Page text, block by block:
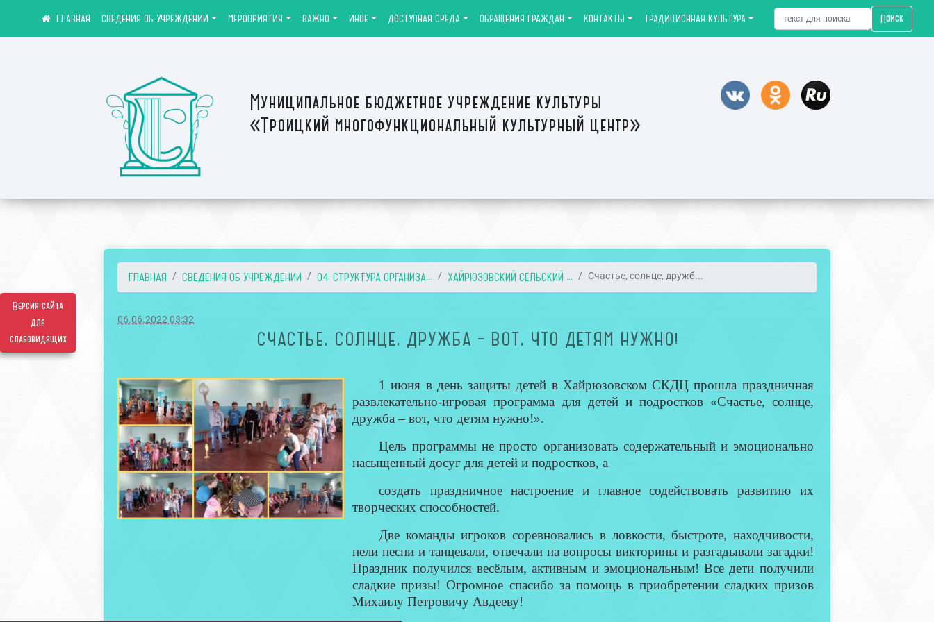
Версия сайта
для
слабовидящих
Муниципальное бюджетное учреждение культуры
«Троицкий многофункциональный культурный центр»
СВЕДЕНИЯ ОБ УЧРЕЖДЕНИИ МЕРОПРИЯТИЯ ВАЖНО ИНОЕ ДОСТУПНАЯ СРЕДА ОБРАЩЕНИЯ ГРАЖДАН КОНТАКТЫ ТРАДИЦИОННАЯ КУЛЬТУРА Поиск
ГЛАВНАЯ СВЕДЕНИЯ ОБ УЧРЕЖДЕНИИ 04. СТРУКТУРА ОРГАНИЗА... ХАЙРЮЗОВСКИЙ СЕЛЬСКИЙ ... Счастье, солнце, дружб...
06.06.2022 03:32
СЧАСТЬЕ, СОЛНЦЕ, ДРУЖБА – ВОТ, ЧТО ДЕТЯМ НУЖНО!
1 июня в день защиты детей в Хайрюзовском СКДЦ прошла праздничная
развлекательно-игровая программа для детей и подростков «Счастье, солнце,
дружба – вот, что детям нужно!».
Цель программы не просто организовать содержательный и эмоционально
насыщенный досуг для детей и подростков, а
создать праздничное настроение и главное содействовать развитию их
творческих способностей.
Две команды игроков соревновались в ловкости, быстроте, находчивости,
пели песни и танцевали, отвечали на вопросы викторины и разгадывали загадки!
Праздник получился весёлым, активным и эмоциональным! Все дети получили
сладкие призы! Огромное спасибо за помощь в приобретении сладких призов
Михаилу Петровичу Авдееву!